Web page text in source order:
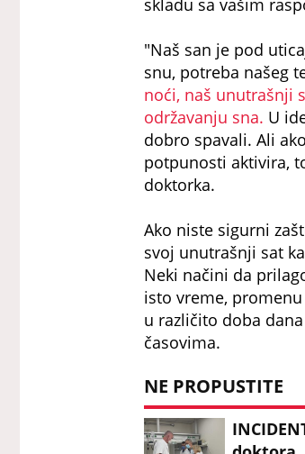
"Naš san je pod
snu, potreba našeg
noći, naš unutrašnji
održavanju sna. U
dobro spavali. Ali
potpunosti aktivira,
doktorka.
Ako niste sigurni
svoj unutrašnji sat
Neki načini da
isto vreme,
u različito doba
časovima.
NE PROPUSTITE